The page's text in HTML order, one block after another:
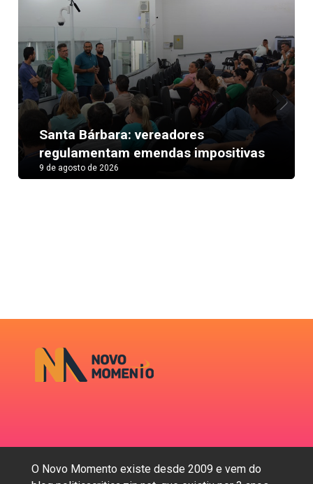
Santa Bárbara: vereadores
regulamentam emendas impositivas
9 de agosto de 2026
O Novo Momento existe desde 2009 e vem do